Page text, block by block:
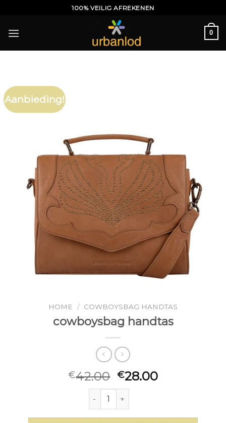
inhoud
100% VEILIG AFREKENEN
0
Aanbieding!
HOME / COWBOYSBAG HANDTAS
cowboysbag handtas
€42.00 €28.00
cowboysbag handtas aantal